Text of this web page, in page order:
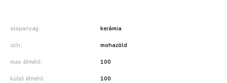
alapanyag kerámia
szín mohazöld
max átmérő 100
külső átmérő 100